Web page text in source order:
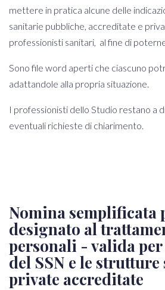
mettere in pratica alcune delle
sanitarie pubbliche, accreditate e
professionisti sanitari, al fine di
Sono file word aperti che ciascuno
adattandole alla propria situazione.
I professionisti dello Studio restano a
eventuali richieste di chiarimento.
Nomina semplificata
designato al
personali - valida
del SSN e le
private accreditate